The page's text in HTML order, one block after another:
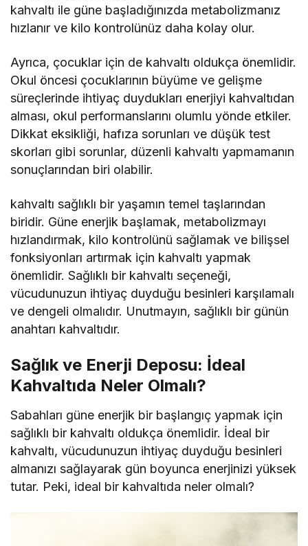
kahvaltı ile güne başladığınızda metabolizmanız
hızlanır ve kilo kontrolünüz daha kolay olur.
Ayrıca, çocuklar için de kahvaltı oldukça önemlidir.
Okul öncesi çocuklarının büyüme ve gelişme
süreçlerinde ihtiyaç duydukları enerjiyi kahvaltıdan
alması, okul performanslarını olumlu yönde etkiler.
Dikkat eksikliği, hafıza sorunları ve düşük test
skorları gibi sorunlar, düzenli kahvaltı yapmamanın
sonuçlarından biri olabilir.
kahvaltı sağlıklı bir yaşamın temel taşlarından
biridir. Güne enerjik başlamak, metabolizmayı
hızlandırmak, kilo kontrolünü sağlamak ve bilişsel
fonksiyonları artırmak için kahvaltı yapmak
önemlidir. Sağlıklı bir kahvaltı seçeneği,
vücudunuzun ihtiyaç duyduğu besinleri karşılamalı
ve dengeli olmalıdır. Unutmayın, sağlıklı bir günün
anahtarı kahvaltıdır.
Sağlık ve Enerji Deposu: İdeal
Kahvaltıda Neler Olmalı?
Sabahları güne enerjik bir başlangıç yapmak için
sağlıklı bir kahvaltı oldukça önemlidir. İdeal bir
kahvaltı, vücudunuzun ihtiyaç duyduğu besinleri
almanızı sağlayarak gün boyunca enerjinizi yüksek
tutar. Peki, ideal bir kahvaltıda neler olmalı?